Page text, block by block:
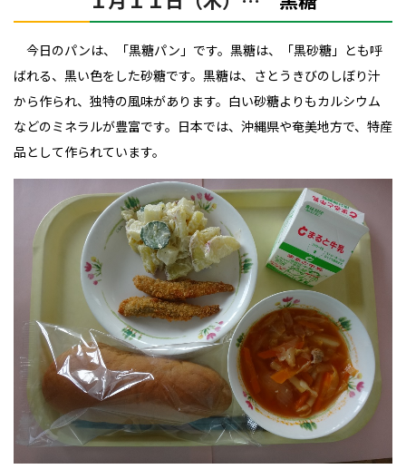
今日のパンは、「黒糖パン」です。黒糖は、「黒砂糖」とも呼
ばれる、黒い色をした砂糖です。黒糖は、さとうきびのしぼり汁
から作られ、独特の風味があります。白い砂糖よりもカルシウム
などのミネラルが豊富です。日本では、沖縄県や奄美地方で、特産
品として作られています。